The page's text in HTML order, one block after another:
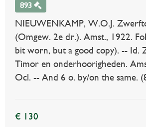
893
NIEUWENKAMP, W.O.J.
(Omgew. 2e dr.). Amst., 1922.
bit worn, but a good copy). -- Id.
Timor en onderhoorigheden.
Ocl. -- And 6 o. by/on the same.
€ 130